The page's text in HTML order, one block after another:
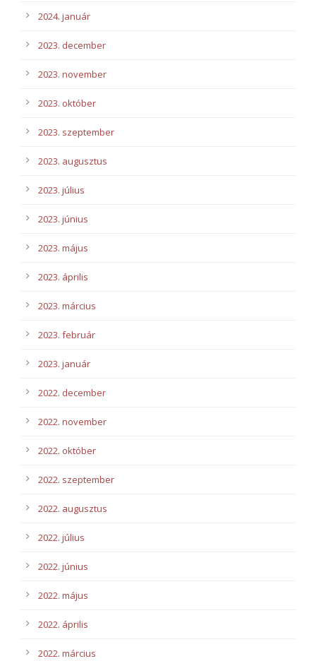
2024. január
2023. december
2023. november
2023. október
2023. szeptember
2023. augusztus
2023. július
2023. június
2023. május
2023. április
2023. március
2023. február
2023. január
2022. december
2022. november
2022. október
2022. szeptember
2022. augusztus
2022. július
2022. június
2022. május
2022. április
2022. március